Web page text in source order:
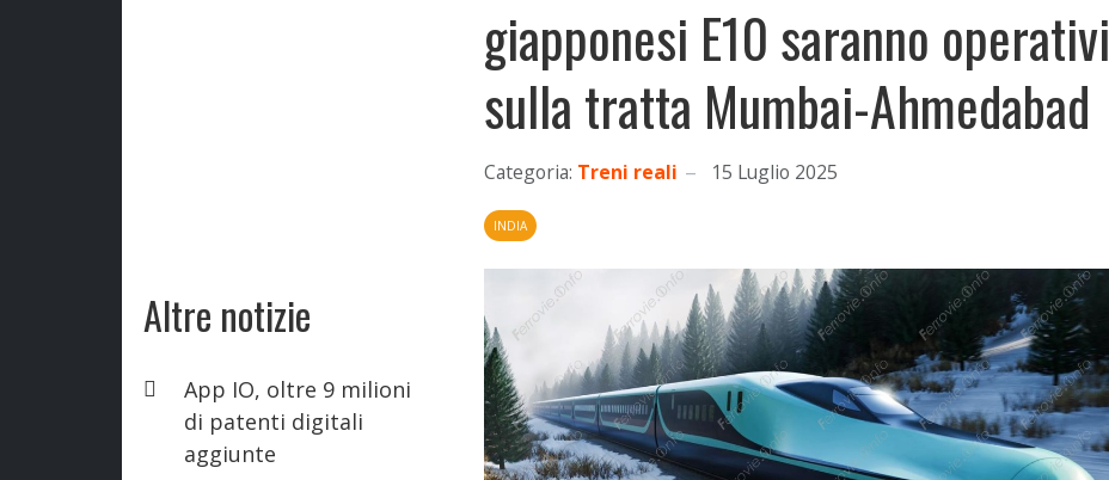
Altre notizie
App IO, oltre 9 milioni
di patenti digitali
aggiunte
giapponesi E10 saranno operativi
sulla tratta Mumbai-Ahmedabad
Categoria: Treni reali 15 Luglio 2025
INDIA